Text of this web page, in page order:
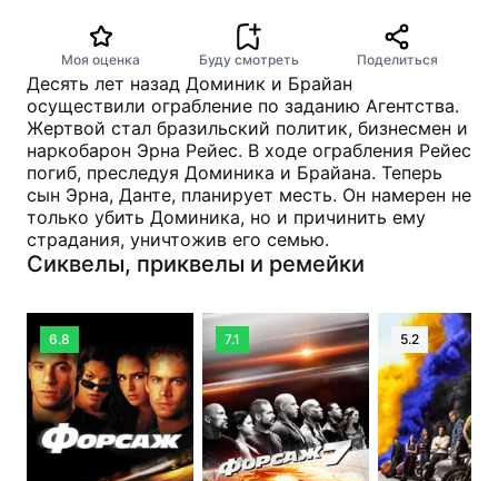
Моя оценка Буду смотреть Поделиться
Десять лет назад Доминик и Брайан
осуществили ограбление по заданию Агентства.
Жертвой стал бразильский политик, бизнесмен и
наркобарон Эрна Рейес. В ходе ограбления Рейес
погиб, преследуя Доминика и Брайана. Теперь
сын Эрна, Данте, планирует месть. Он намерен не
только убить Доминика, но и причинить ему
страдания, уничтожив его семью.
Сиквелы, приквелы и ремейки
6.8 7.1 5.2